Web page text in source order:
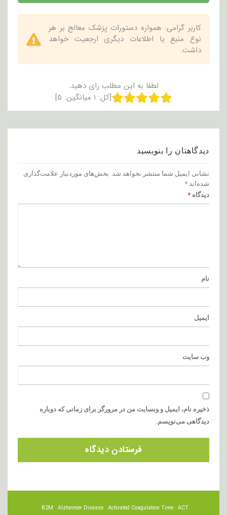
کاربر گرامی: همواره دستورات پزشک معالج بر هر
نوع منبع یا اطلاعات دیگری ارجعیت خواهد
داشت.
لطفا به این مطلب رای دهید.
[کل: ۱ میانگین: ۵]
دیدگاهتان را بنویسید
نشانی ایمیل شما منتشر نخواهد شد. بخش‌های موردنیاز علامت‌گذاری
شده‌اند *
دیدگاه *
نام
ایمیل
وب‌ سایت
ذخیره نام، ایمیل و وبسایت من در مرورگر برای زمانی که دوباره
دیدگاهی می‌نویسم.
ACT
Activated Coagulation Time
Alzheimer Disease
B2M